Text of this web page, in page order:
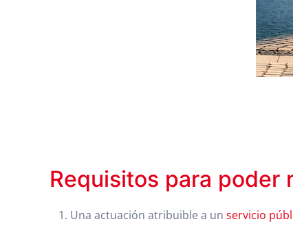
Requisitos para poder
Una actuación atribuible a un servicio